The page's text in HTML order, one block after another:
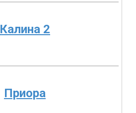
Калина 2
Приора